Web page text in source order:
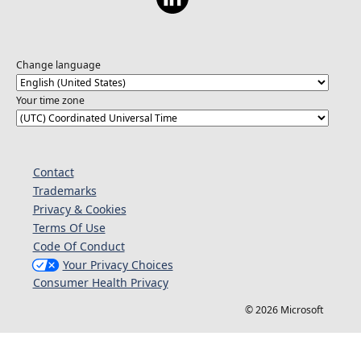
https://learn.microsoft.com/training/topics/startups?
Conheça o Microsoft for Startups Founders
Hub, conheça a plataforma de nuvem da
Microsoft e dê vida às novas soluções para
resolver os desafios atuais e criar o futuro.
use ferramentas como GitHub, Microsoft 365,
LinkedIn Premium e mais. Inscreva-se agora
gratuitamente! 📲Link:
https://aka.ms/MSFTFoundersHubBrasil
Change language
Your time zone
Contact
Trademarks
Privacy & Cookies
Terms Of Use
Code Of Conduct
Your Privacy Choices
Consumer Health Privacy
© 2026 Microsoft